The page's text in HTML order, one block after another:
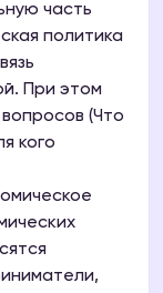
часть
политика
При этом
(Что
кого